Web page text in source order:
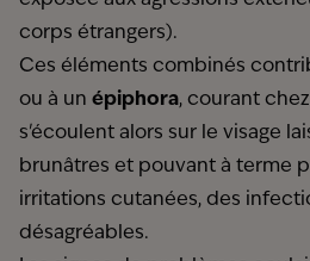
corps étrangers).
Ces éléments combinés
ou à un épiphora, courant
s'écoulent alors sur le visage
brunâtres et pouvant à terme
irritations cutanées, des
désagréables.